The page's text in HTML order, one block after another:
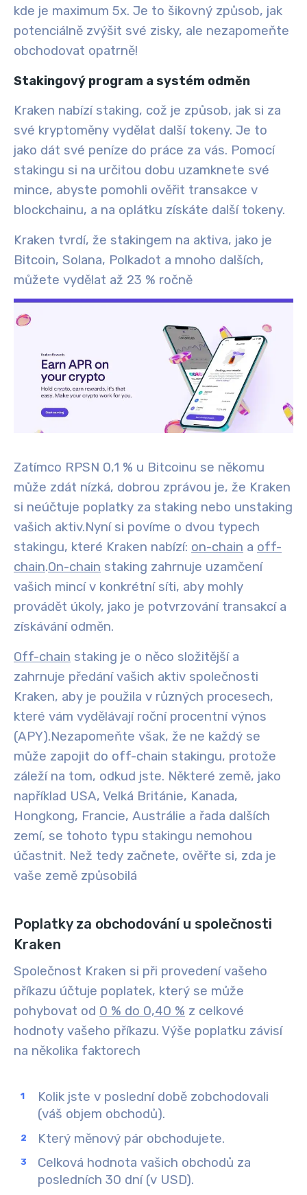
kde je maximum 5x. Je to šikovný způsob, jak
potenciálně zvýšit své zisky, ale nezapomeňte
obchodovat opatrně!
Stakingový program a systém odměn
Kraken nabízí staking, což je způsob, jak si za
své kryptoměny vydělat další tokeny. Je to
jako dát své peníze do práce za vás. Pomocí
stakingu si na určitou dobu uzamknete své
mince, abyste pomohli ověřit transakce v
blockchainu, a na oplátku získáte další tokeny.
Kraken tvrdí, že stakingem na aktiva, jako je
Bitcoin, Solana, Polkadot a mnoho dalších,
můžete vydělat až 23 % ročně
Zatímco RPSN 0,1 % u Bitcoinu se někomu
může zdát nízká, dobrou zprávou je, že Kraken
si neúčtuje poplatky za staking nebo unstaking
vašich aktiv.Nyní si povíme o dvou typech
stakingu, které Kraken nabízí: on-chain a off-
chain.On-chain staking zahrnuje uzamčení
vašich mincí v konkrétní síti, aby mohly
provádět úkoly, jako je potvrzování transakcí a
získávání odměn.
Off-chain staking je o něco složitější a
zahrnuje předání vašich aktiv společnosti
Kraken, aby je použila v různých procesech,
které vám vydělávají roční procentní výnos
(APY).Nezapomeňte však, že ne každý se
může zapojit do off-chain stakingu, protože
záleží na tom, odkud jste. Některé země, jako
například USA, Velká Británie, Kanada,
Hongkong, Francie, Austrálie a řada dalších
zemí, se tohoto typu stakingu nemohou
účastnit. Než tedy začnete, ověřte si, zda je
vaše země způsobilá
Poplatky za obchodování u společnosti
Kraken
Společnost Kraken si při provedení vašeho
příkazu účtuje poplatek, který se může
pohybovat od 0 % do 0,40 % z celkové
hodnoty vašeho příkazu. Výše poplatku závisí
na několika faktorech
Kolik jste v poslední době zobchodovali
(váš objem obchodů).
Který měnový pár obchodujete.
Celková hodnota vašich obchodů za
posledních 30 dní (v USD).